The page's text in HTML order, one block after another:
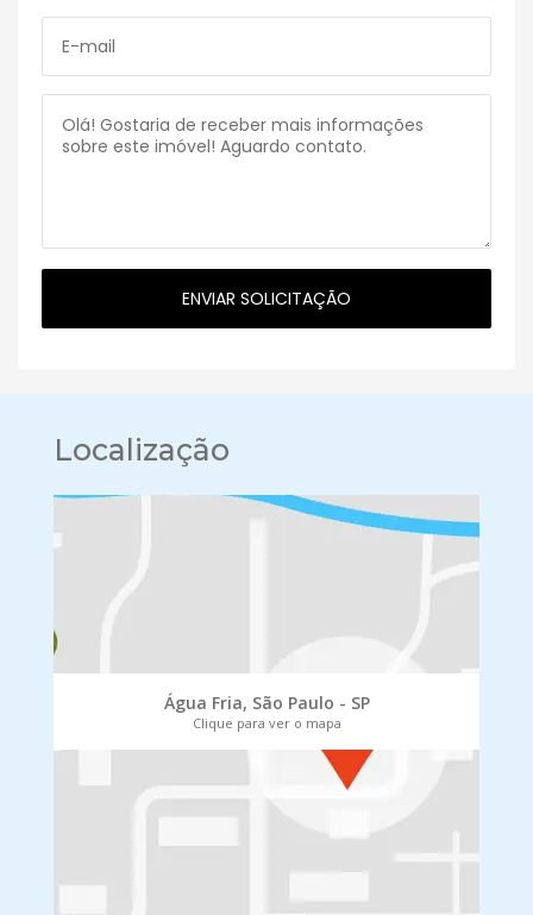
Localização
Água Fria, São Paulo - SP
Clique para ver o mapa